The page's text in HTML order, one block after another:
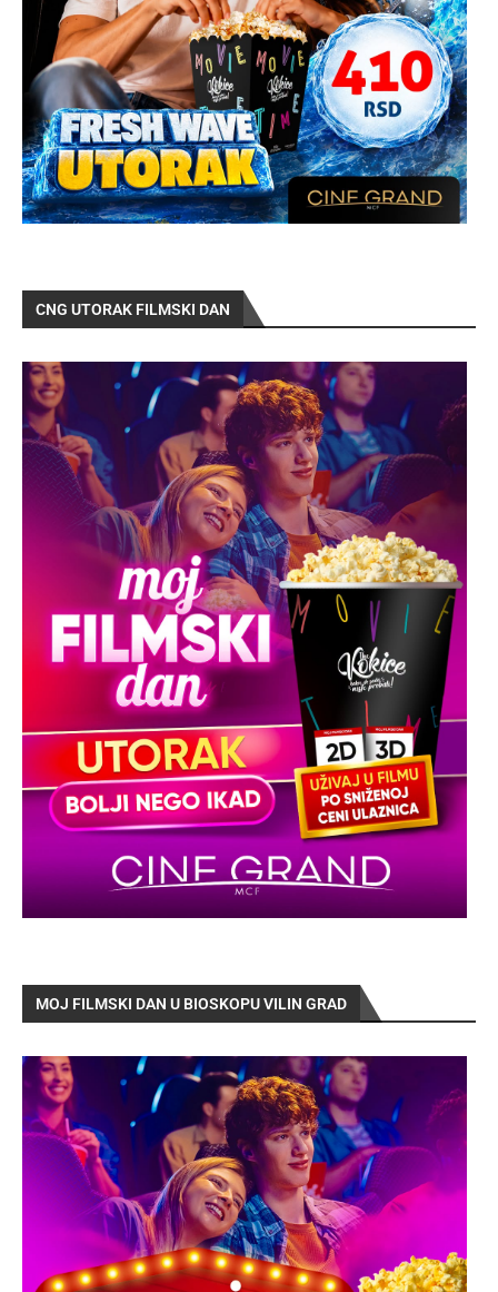
CNG UTORAK FILMSKI DAN
MOJ FILMSKI DAN U BIOSKOPU VILIN GRAD